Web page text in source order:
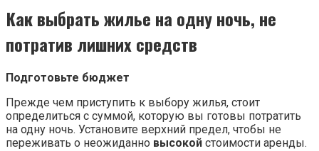
Как выбрать жилье на одну ночь, не
потратив лишних средств
Подготовьте бюджет
Прежде чем приступить к выбору жилья, стоит
определиться с суммой, которую вы готовы потратить
на одну ночь. Установите верхний предел, чтобы не
переживать о неожиданно высокой стоимости аренды.